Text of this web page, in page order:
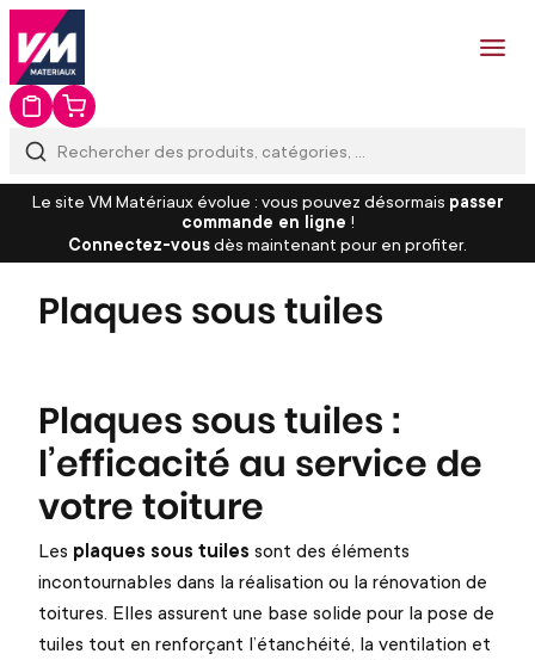
Le site VM Matériaux évolue : vous pouvez désormais passer
commande en ligne !
Connectez-vousdès maintenant pour en profiter.
Plaques sous tuiles
Plaques sous tuiles :
l’efficacité au service de
votre toiture
Les plaques sous tuiles sont des éléments
incontournables dans la réalisation ou la rénovation de
toitures. Elles assurent une base solide pour la pose de
tuiles tout en renforçant l’étanchéité, la ventilation et